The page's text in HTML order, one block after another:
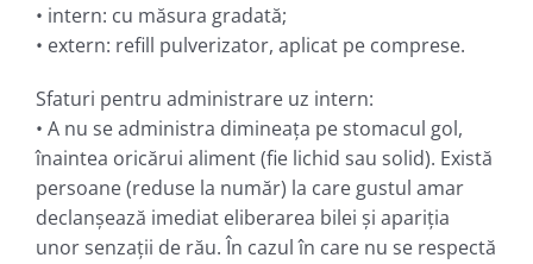
• intern: cu măsura gradată;
• extern: refill pulverizator, aplicat pe comprese.
Sfaturi pentru administrare uz intern:
• A nu se administra dimineaţa pe stomacul gol,
înaintea oricărui aliment (fie lichid sau solid). Există
persoane (reduse la număr) la care gustul amar
declanşează imediat eliberarea bilei şi apariţia
unor senzaţii de rău. În cazul în care nu se respectă